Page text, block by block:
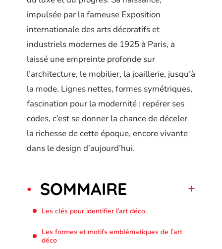
impulsée par la fameuse Exposition
internationale des arts décoratifs et
industriels modernes de 1925 à Paris, a
laissé une empreinte profonde sur
l’architecture, le mobilier, la joaillerie, jusqu’à
la mode. Lignes nettes, formes symétriques,
fascination pour la modernité : repérer ses
codes, c’est se donner la chance de déceler
la richesse de cette époque, encore vivante
dans le design d’aujourd’hui.
SOMMAIRE
Les clés pour identifier l’art déco
Les formes et motifs emblématiques de l’art
déco